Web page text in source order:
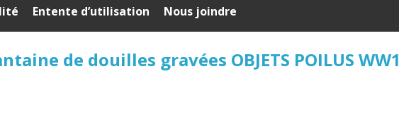
Entente d’utilisation Nous joindre
de douilles gravées OBJETS POILUS WW1